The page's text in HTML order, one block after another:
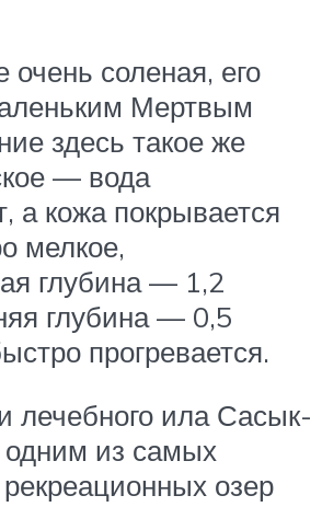
очень соленая, его
Мертвым
здесь такое же
— вода
а кожа покрывается
мелкое,
глубина — 1,2
глубина — 0,5
прогревается.
лечебного ила Сасык-
из самых
озер